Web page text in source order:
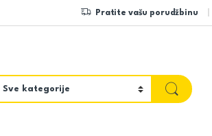
Pratite vašu porudžbinu